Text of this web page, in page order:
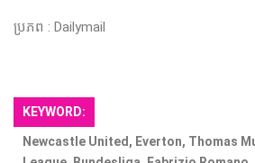
ប្រភព : Dailymail
KEYWORD:
Newcastle United, Everton, Thomas